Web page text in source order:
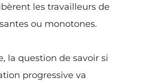
les travailleurs de
ou monotones.
la question de savoir si
progressive va